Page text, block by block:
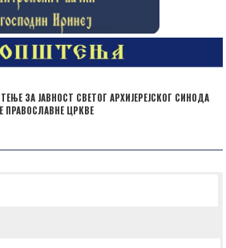
ЗА ЈАВНОСТ СВЕТОГ АРХИЈЕРЕЈСКОГ СИНОДА
ПРАВОСЛАВНЕ ЦРКВЕ